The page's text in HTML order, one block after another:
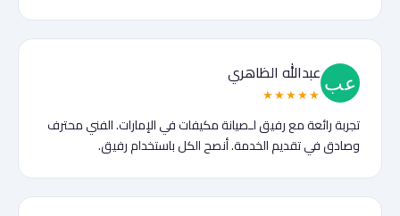
عبدالله الظاهري
★★★★★
تجربة رائعة مع رفيق لـصيانة مكيفات في الإمارات. الفني محترف
وصادق في تقديم الخدمة. أنصح الكل باستخدام رفيق.